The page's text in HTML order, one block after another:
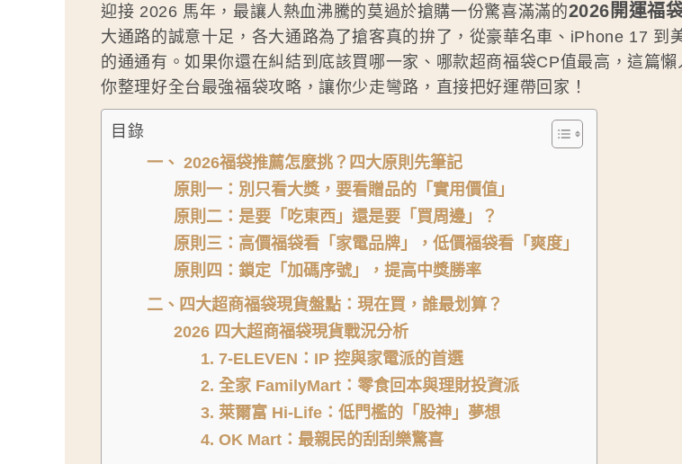
迎接 2026 馬年，最讓人熱血沸騰的莫過於搶購一份驚喜滿滿的2026開運福
大通路的誠意十足，各大通路為了搶客真的拚了，從豪華名車、iPhone 17 到
的通通有。如果你還在糾結到底該買哪一家、哪款超商福袋CP值最高，這篇懶
你整理好全台最強福袋攻略，讓你少走彎路，直接把好運帶回家！
目錄
一、 2026福袋推薦怎麼挑？四大原則先筆記
原則一：別只看大獎，要看贈品的「實用價值」
原則二：是要「吃東西」還是要「買周邊」？
原則三：高價福袋看「家電品牌」，低價福袋看「爽度」
原則四：鎖定「加碼序號」，提高中獎勝率
二、四大超商福袋現貨盤點：現在買，誰最划算？
2026 四大超商福袋現貨戰況分析
1. 7-ELEVEN：IP 控與家電派的首選
2. 全家 FamilyMart：零食回本與理財投資派
3. 萊爾富 Hi-Life：低門檻的「股神」夢想
4. OK Mart：最親民的刮刮樂驚喜